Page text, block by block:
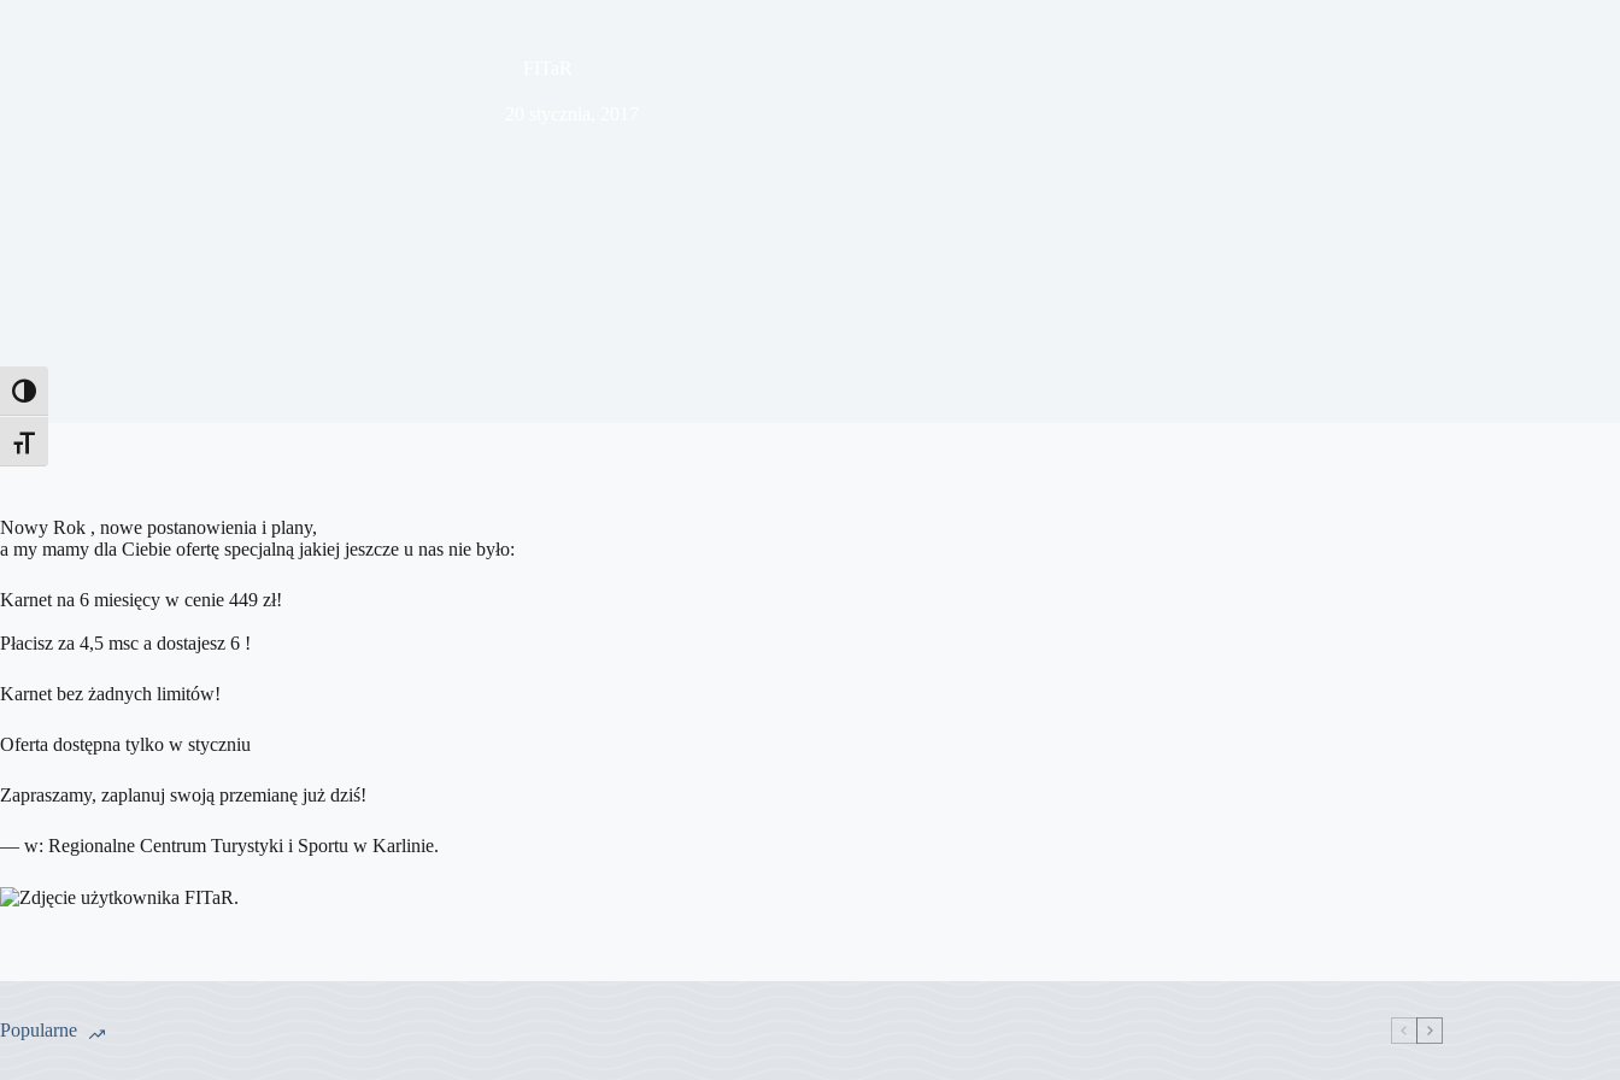
Toggle High Contrast
Toggle Font size
Nowy Rok , nowe postanowienia i plany,
a my mamy dla Ciebie ofertę specjalną jakiej jeszcze u nas nie było:
Karnet na 6 miesięcy w cenie 449 zł!
Płacisz za 4,5 msc a dostajesz 6 !
Karnet bez żadnych limitów!
Oferta dostępna tylko w styczniu
Zapraszamy, zaplanuj swoją przemianę już dziś!
— w: Regionalne Centrum Turystyki i Sportu w Karlinie.
Popularne